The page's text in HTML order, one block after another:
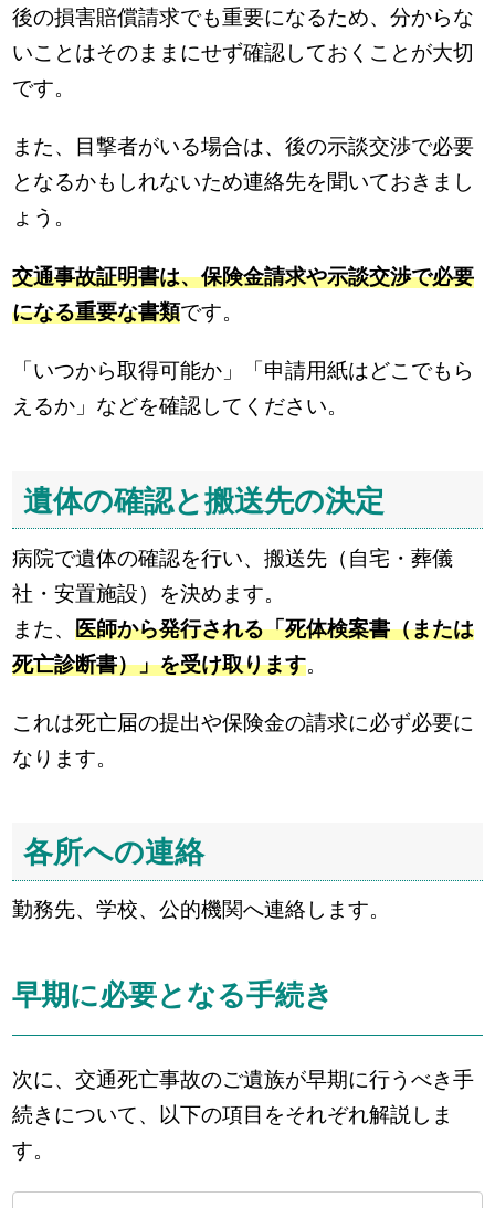
後の損害賠償請求でも重要になるため、分からな
いことはそのままにせず確認しておくことが大切
です。
また、目撃者がいる場合は、後の示談交渉で必要
となるかもしれないため連絡先を聞いておきまし
ょう。
交通事故証明書は、保険金請求や示談交渉で必要
になる重要な書類です。
「いつから取得可能か」「申請用紙はどこでもら
えるか」などを確認してください。
遺体の確認と搬送先の決定
病院で遺体の確認を行い、搬送先（自宅・葬儀
社・安置施設）を決めます。
また、医師から発行される「死体検案書（または
死亡診断書）」を受け取ります。
これは死亡届の提出や保険金の請求に必ず必要に
なります。
各所への連絡
勤務先、学校、公的機関へ連絡します。
早期に必要となる手続き
次に、交通死亡事故のご遺族が早期に行うべき手
続きについて、以下の項目をそれぞれ解説しま
す。